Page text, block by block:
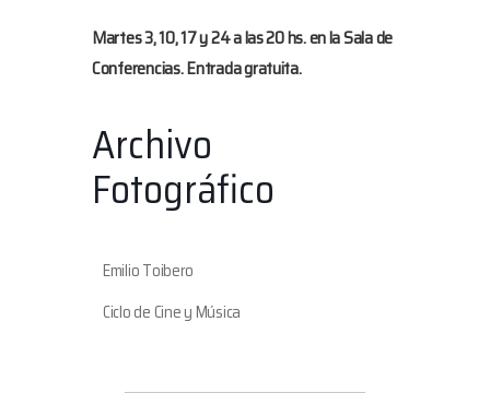
Martes 3, 10, 17 y 24 a las 20 hs. en la Sala de
Conferencias. Entrada gratuita.
Archivo
Fotográfico
Emilio Toibero
Ciclo de Cine y Música